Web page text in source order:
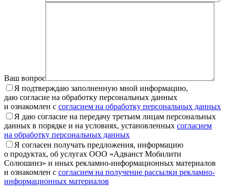
Ваш вопрос
Я подтверждаю заполненную мной информацию,
даю согласие на обработку персональных данных
и ознакомлен с согласием на обработку персональных данных
Я даю согласие на передачу третьим лицам персональных
данных в порядке и на условиях, установленных согласием
на обработку персональных данных
Я согласен получать предложения, информацию
о продуктах, об услугах ООО «Адванст Мобилити
Солюшинз» и иных рекламно-информационных материалов
и ознакомлен с согласием на получение рассылки рекламно-
информационных материалов